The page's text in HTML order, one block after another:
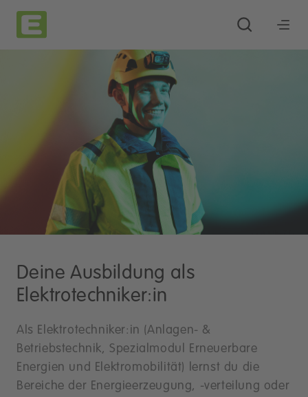
Deine Ausbildung als
Elektrotechniker:in
Als Elektrotechniker:in (Anlagen- &
Betriebstechnik, Spezialmodul Erneuerbare
Energien und Elektromobilität) lernst du die
Bereiche der Energieerzeugung, -verteilung oder